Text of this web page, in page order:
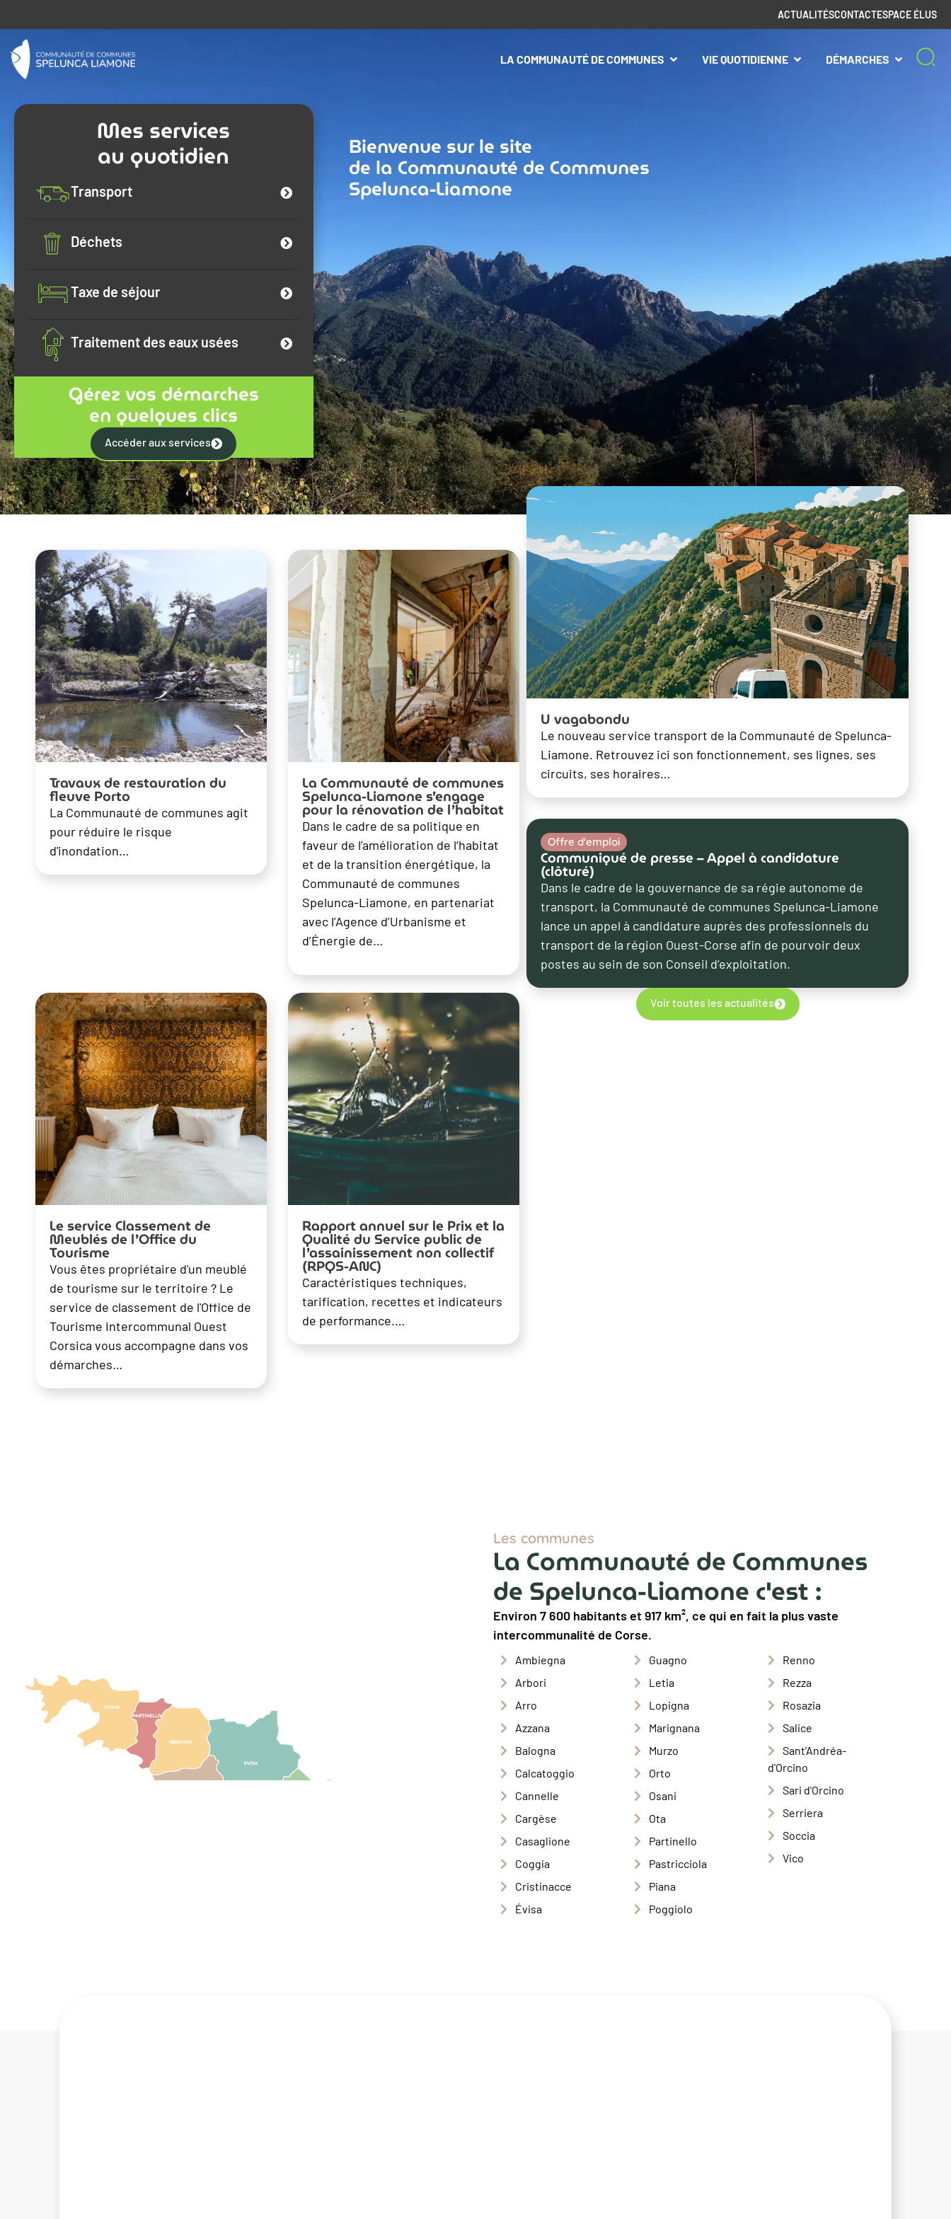
ACTUALITÉSCONTACTESPACE ÉLUS
LA COMMUNAUTÉ DE COMMUNES VIE QUOTIDIENNE DÉMARCHES
Bienvenue sur le site
de la Communauté de Communes
Spelunca-Liamone
Mes services
au quotidien
Transport
Déchets
Taxe de séjour
Traitement des eaux usées
Gérez vos démarches
en quelques clics
Accéder aux services
Travaux de restauration du
fleuve Porto
La Communauté de communes agit
pour réduire le risque
d'inondation…
La Communauté de communes
Spelunca-Liamone s’engage
pour la rénovation de l’habitat
Dans le cadre de sa politique en
faveur de l’amélioration de l’habitat
et de la transition énergétique, la
Communauté de communes
Spelunca-Liamone, en partenariat
avec l’Agence d’Urbanisme et
d’Énergie de…
Le service Classement de
Meublés de l’Office du
Tourisme
Vous êtes propriétaire d'un meublé
de tourisme sur le territoire ? Le
service de classement de l'Office de
Tourisme Intercommunal Ouest
Corsica vous accompagne dans vos
démarches…
Rapport annuel sur le Prix et la
Qualité du Service public de
l’assainissement non collectif
(RPQS-ANC)
Caractéristiques techniques,
tarification, recettes et indicateurs
de performance.…
U vagabondu
Le nouveau service transport de la Communauté de Spelunca-
Liamone. Retrouvez ici son fonctionnement, ses lignes, ses
circuits, ses horaires…
Offre d'emploi
Communiqué de presse – Appel à candidature
(clôturé)
Dans le cadre de la gouvernance de sa régie autonome de
transport, la Communauté de communes Spelunca-Liamone
lance un appel à candidature auprès des professionnels du
transport de la région Ouest-Corse afin de pourvoir deux
postes au sein de son Conseil d’exploitation.
Voir toutes les actualités
Les communes
La Communauté de Communes
de Spelunca-Liamone c'est :
Environ 7 600 habitants et 917 km², ce qui en fait la plus vaste
intercommunalité de Corse.
Ambiegna
Arbori
Arro
Azzana
Balogna
Calcatoggio
Cannelle
Cargèse
Casaglione
Coggia
Cristinacce
Évisa
Guagno
Letia
Lopigna
Marignana
Murzo
Orto
Osani
Ota
Partinello
Pastricciola
Piana
Poggiolo
Renno
Rezza
Rosazia
Salice
Sant'Andréa-
d'Orcino
Sari d'Orcino
Serriera
Soccia
Vico